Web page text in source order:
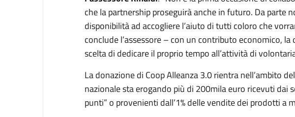
che la partnership proseguirà anche in futuro. Da parte
disponibilità ad accogliere l’aiuto di tutti coloro che
conclude l’assessore – con un contributo economico,
scelta di dedicare il proprio tempo all’attività di
La donazione di Coop Alleanza 3.0 rientra nell’ambito
nazionale sta erogando più di 200mila euro ricevuti dai
punti” o provenienti dall’1% delle vendite dei prodotti a